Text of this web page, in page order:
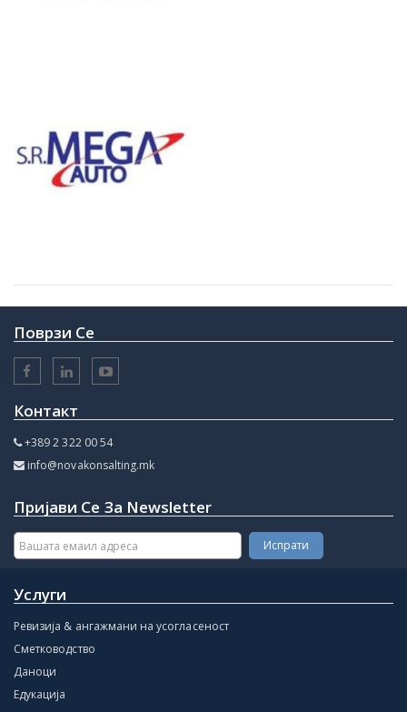
Поврзи Се
Контакт
+389 2 322 00 54
info@novakonsalting.mk
Пријави Се За Newsletter
Услуги
Ревизија & ангажмани на усогласеност
Сметководство
Даноци
Едукација